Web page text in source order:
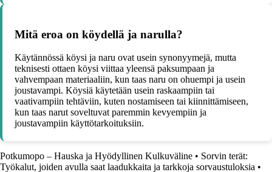
Mitä eroa on köydellä ja narulla?
Käytännössä köysi ja naru ovat usein synonyymejä, mutta
teknisesti ottaen köysi viittaa yleensä paksumpaan ja
vahvempaan materiaaliin, kun taas naru on ohuempi ja usein
joustavampi. Köysiä käytetään usein raskaampiin tai
vaativampiin tehtäviin, kuten nostamiseen tai kiinnittämiseen,
kun taas narut soveltuvat paremmin kevyempiin ja
joustavampiin käyttötarkoituksiin.
Potkumopo – Hauska ja Hyödyllinen Kulkuväline • Sorvin terät:
Työkalut, joiden avulla saat laadukkaita ja tarkkoja sorvaustuloksia •